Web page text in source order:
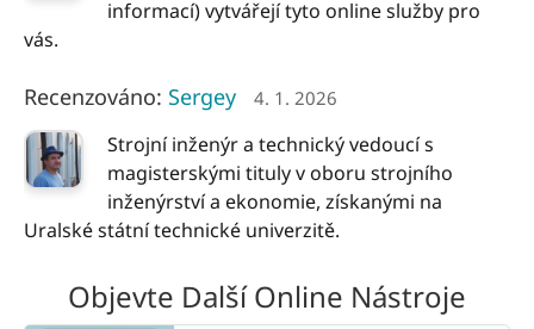
informací) vytvářejí tyto online služby pro
vás.
Recenzováno: Sergey 4. 1. 2026
Strojní inženýr a technický vedoucí s
magisterskými tituly v oboru strojního
inženýrství a ekonomie, získanými na
Uralské státní technické univerzitě.
Objevte Další Online Nástroje